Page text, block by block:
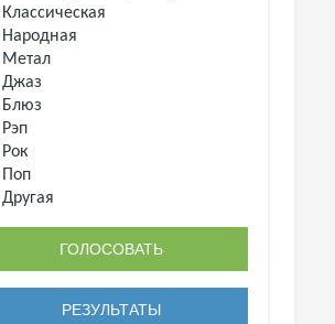
Классическая
Народная
Метал
Джаз
Блюз
Рэп
Рок
Поп
Другая